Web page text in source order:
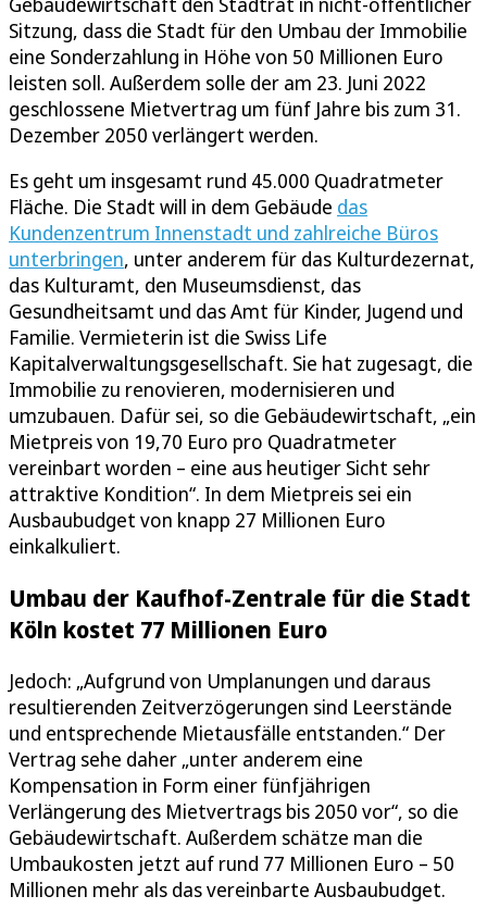
Sitzung, dass die Stadt für den Umbau der Immobilie
eine Sonderzahlung in Höhe von 50 Millionen Euro
leisten soll. Außerdem solle der am 23. Juni 2022
geschlossene Mietvertrag um fünf Jahre bis zum 31.
Dezember 2050 verlängert werden.
Es geht um insgesamt rund 45.000 Quadratmeter
Fläche. Die Stadt will in dem Gebäude das
Kundenzentrum Innenstadt und zahlreiche Büros
unterbringen, unter anderem für das Kulturdezernat,
das Kulturamt, den Museumsdienst, das
Gesundheitsamt und das Amt für Kinder, Jugend und
Familie. Vermieterin ist die Swiss Life
Kapitalverwaltungsgesellschaft. Sie hat zugesagt, die
Immobilie zu renovieren, modernisieren und
umzubauen. Dafür sei, so die Gebäudewirtschaft, „ein
Mietpreis von 19,70 Euro pro Quadratmeter
vereinbart worden – eine aus heutiger Sicht sehr
attraktive Kondition“. In dem Mietpreis sei ein
Ausbaubudget von knapp 27 Millionen Euro
einkalkuliert.
Umbau der Kaufhof-Zentrale für die Stadt
Köln kostet 77 Millionen Euro
Jedoch: „Aufgrund von Umplanungen und daraus
resultierenden Zeitverzögerungen sind Leerstände
und entsprechende Mietausfälle entstanden.“ Der
Vertrag sehe daher „unter anderem eine
Kompensation in Form einer fünfjährigen
Verlängerung des Mietvertrags bis 2050 vor“, so die
Gebäudewirtschaft. Außerdem schätze man die
Umbaukosten jetzt auf rund 77 Millionen Euro – 50
Millionen mehr als das vereinbarte Ausbaubudget.